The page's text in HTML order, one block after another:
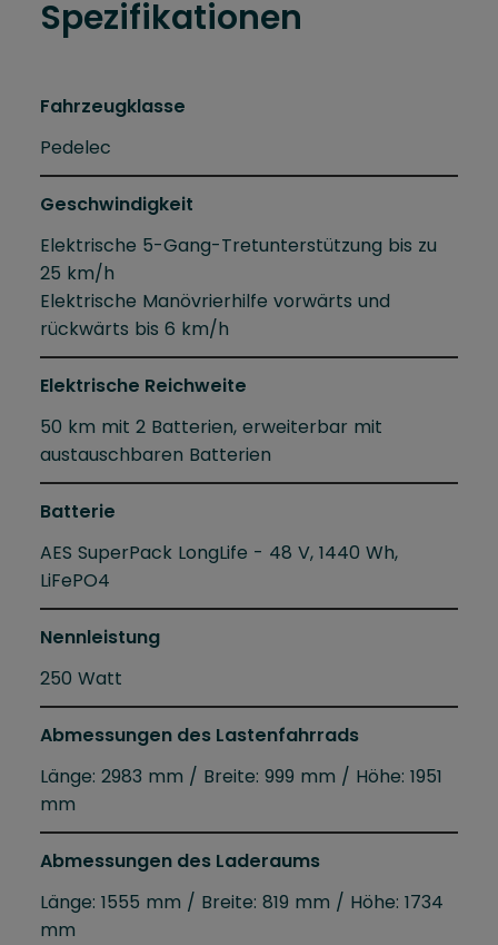
Spezifikationen
Fahrzeugklasse
Pedelec
Geschwindigkeit
Elektrische 5-Gang-Tretunterstützung bis zu
25 km/h
Elektrische Manövrierhilfe vorwärts und
rückwärts bis 6 km/h
Elektrische Reichweite
50 km mit 2 Batterien, erweiterbar mit
austauschbaren Batterien
Batterie
AES SuperPack LongLife - 48 V, 1440 Wh,
LiFePO4
Nennleistung
250 Watt
Abmessungen des Lastenfahrrads
Länge: 2983 mm / Breite: 999 mm / Höhe: 1951
mm
Abmessungen des Laderaums
Länge: 1555 mm / Breite: 819 mm / Höhe: 1734
mm